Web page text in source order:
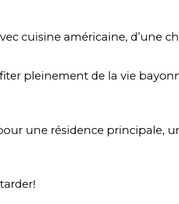
cuisine américaine, d’une
pleinement de la vie
une résidence principale,